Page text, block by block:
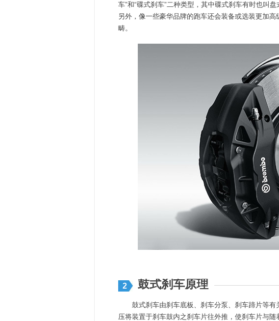
车”和“碟式刹车”二种类型，其中碟式刹车有时也叫
另外，像一些豪华品牌的跑车还会装备或选装更加高
畴。
2 鼓式刹车原理
鼓式刹车由刹车底板、刹车分泵、刹车蹄片等有
压将装置于刹车鼓内之刹车片往外推，使刹车片与